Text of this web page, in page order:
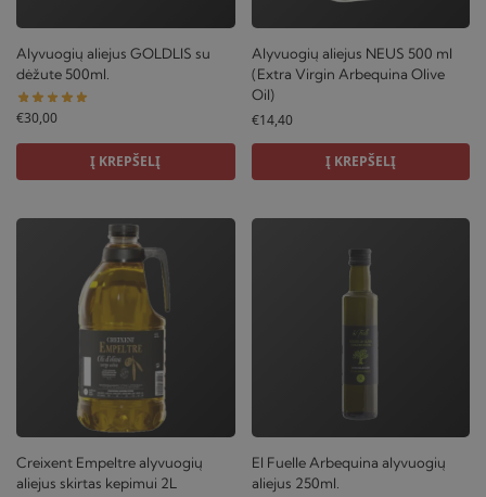
Alyvuogių aliejus GOLDLIS su
dėžute 500ml.
€30,00
Į KREPŠELĮ
Alyvuogių aliejus NEUS 500 ml
(Extra Virgin Arbequina Olive
Oil)
€14,40
Į KREPŠELĮ
Creixent Empeltre alyvuogių
aliejus skirtas kepimui 2L
El Fuelle Arbequina alyvuogių
aliejus 250ml.